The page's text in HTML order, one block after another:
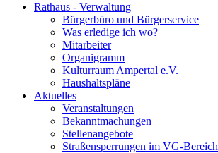
Rathaus - Verwaltung
Bürgerbüro und Bürgerservice
Was erledige ich wo?
Mitarbeiter
Organigramm
Kulturraum Ampertal e.V.
Haushaltspläne
Aktuelles
Veranstaltungen
Bekanntmachungen
Stellenangebote
Straßensperrungen im VG-Bereich